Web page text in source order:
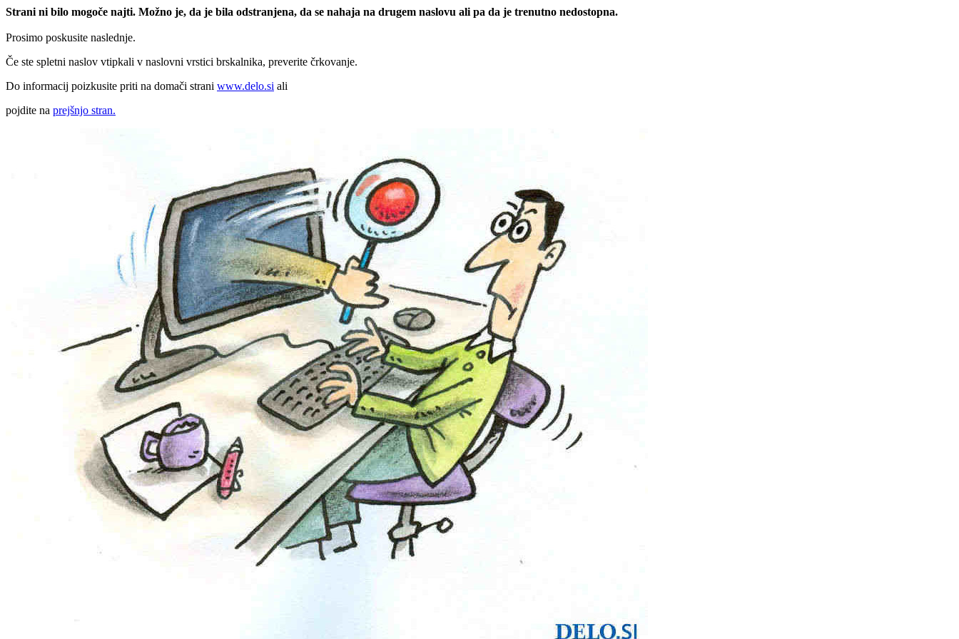
Strani ni bilo mogoče najti. Možno je, da je bila odstranjena, da se nahaja na drugem naslovu ali pa da je trenutno nedostopna.
Prosimo poskusite naslednje.
Če ste spletni naslov vtipkali v naslovni vrstici brskalnika, preverite črkovanje.
Do informacij poizkusite priti na domači strani www.delo.si ali
pojdite na prejšnjo stran.